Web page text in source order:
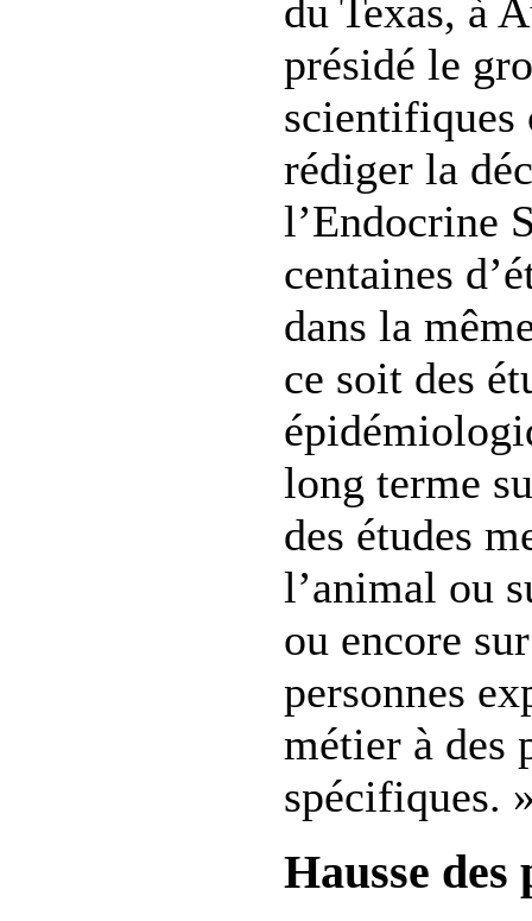
du Texas, à
présidé le
scientifiques
rédiger la
l’Endocrine
centaines
dans la
ce soit des
long terme
des études
l’animal ou
ou encore
personnes
métier à des
spécifiques.
Hausse des